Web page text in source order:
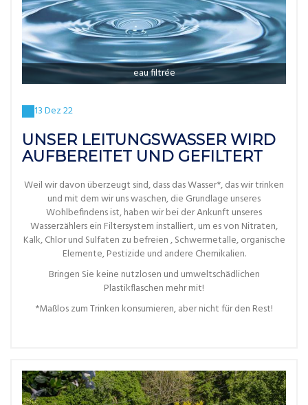
eau filtrée
13 Dez 22
UNSER LEITUNGSWASSER WIRD
AUFBEREITET UND GEFILTERT
Weil wir davon überzeugt sind, dass das Wasser*, das wir trinken
und mit dem wir uns waschen, die Grundlage unseres
Wohlbefindens ist, haben wir bei der Ankunft unseres
Wasserzählers ein Filtersystem installiert, um es von Nitraten,
Kalk, Chlor und Sulfaten zu befreien , Schwermetalle, organische
Elemente, Pestizide und andere Chemikalien.
Bringen Sie keine nutzlosen und umweltschädlichen
Plastikflaschen mehr mit!
*Maßlos zum Trinken konsumieren, aber nicht für den Rest!